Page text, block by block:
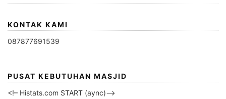
KONTAK KAMI
087877691539
PUSAT KEBUTUHAN MASJID
<!– Histats.com START (aync)–>